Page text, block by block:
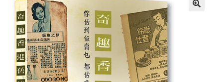
學校選書（小學）
學校選書（中學）
「此時此地 看見亮光」2025特展